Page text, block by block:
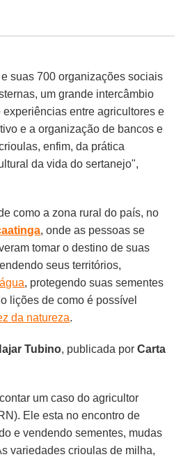
e suas 700 organizações sociais
um grande intercâmbio
entre agricultores e
e a organização de bancos e
enfim, da prática
da vida do sertanejo",
como a zona rural do país, no
, onde as pessoas se
tomar o destino de suas
seus territórios,
, protegendo suas sementes
lições de como é possível
da natureza.
Tubino, publicada porCarta
um caso do agricultor
Ele esta no encontro de
e vendendo sementes, mudas
variedades crioulas de milha,